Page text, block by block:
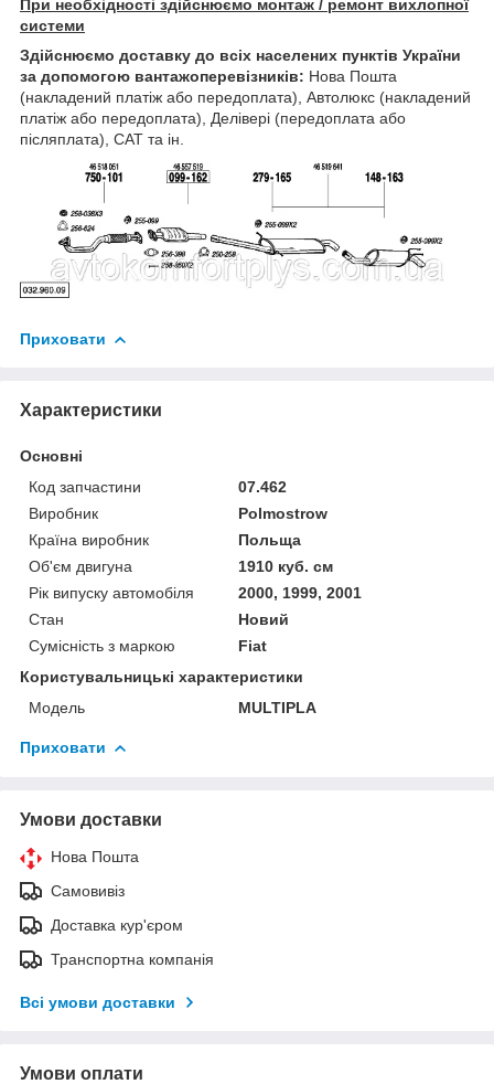
При необхідності здійснюємо монтаж / ремонт вихлопної
системи
Здійснюємо доставку до всіх населених пунктів України
за допомогою вантажоперевізників: Нова Пошта
(накладений платіж або передоплата), Автолюкс (накладений
платіж або передоплата), Делівері (передоплата або
післяплата), САТ та ін.
Приховати
Характеристики
Основні
Код запчастини
07.462
Виробник
Polmostrow
Країна виробник
Польща
Об'єм двигуна
1910 куб. см
Рік випуску автомобіля
2000, 1999, 2001
Стан
Новий
Сумісність з маркою
Fiat
Користувальницькі характеристики
Мoдель
MULTIPLA
Приховати
Умови доставки
Нова Пошта
Самовивіз
Доставка кур'єром
Транспортна компанія
Всі умови доставки
Умови оплати